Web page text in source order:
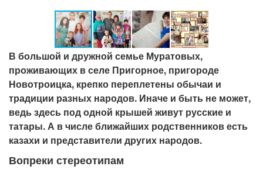
В большой и дружной семье Муратовых,
проживающих в селе Пригорное, пригороде
Новотроицка, крепко переплетены обычаи и
традиции разных народов. Иначе и быть не может,
ведь здесь под одной крышей живут русские и
татары. А в числе ближайших родственников есть
казахи и представители других народов.
Вопреки стереотипам